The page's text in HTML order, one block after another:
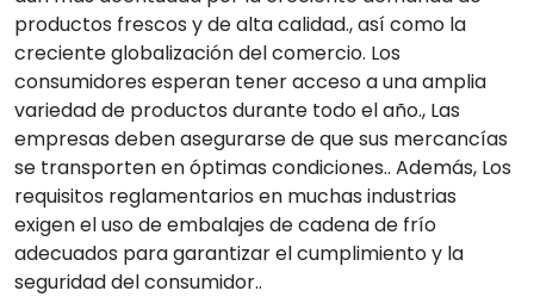
productos frescos y de alta calidad., así como la
creciente globalización del comercio. Los
consumidores esperan tener acceso a una amplia
variedad de productos durante todo el año., Las
empresas deben asegurarse de que sus mercancías
se transporten en óptimas condiciones.. Además, Los
requisitos reglamentarios en muchas industrias
exigen el uso de embalajes de cadena de frío
adecuados para garantizar el cumplimiento y la
seguridad del consumidor..